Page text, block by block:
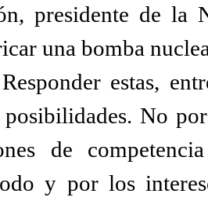
presidente de la
una bomba
Responder estas,
No
de
y por los